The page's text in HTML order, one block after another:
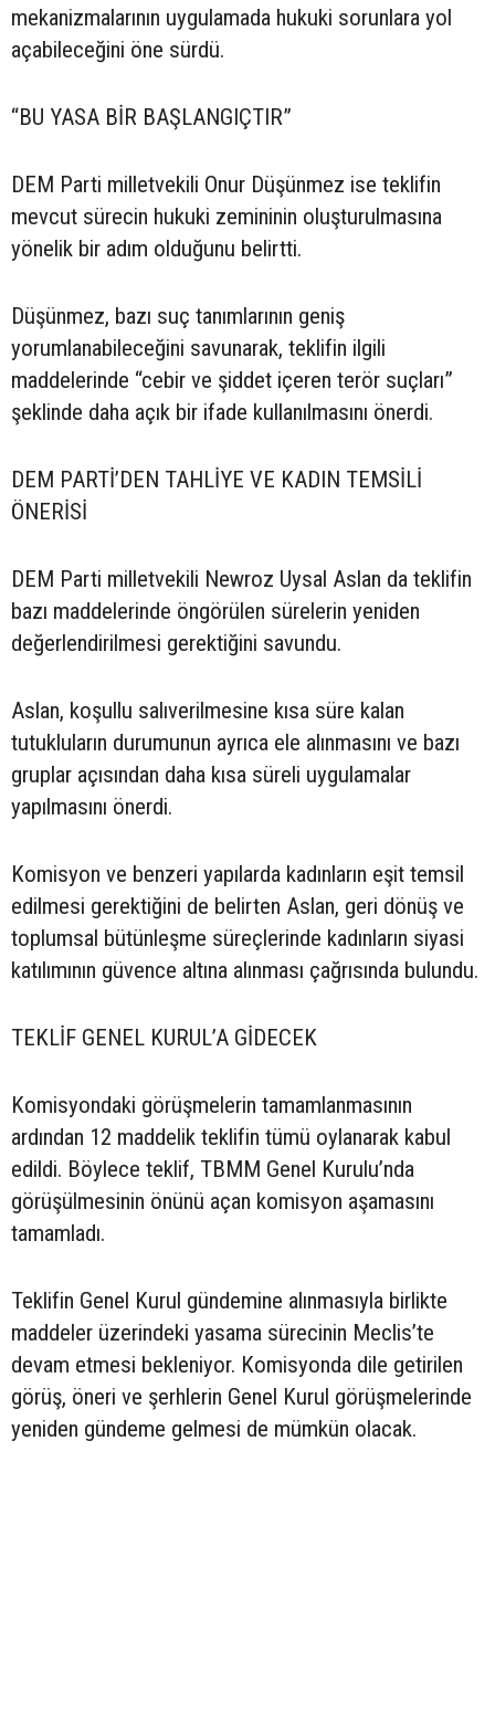
mekanizmalarının uygulamada hukuki sorunlara yol
açabileceğini öne sürdü.
“BU YASA BİR BAŞLANGIÇTIR”
DEM Parti milletvekili Onur Düşünmez ise teklifin
mevcut sürecin hukuki zemininin oluşturulmasına
yönelik bir adım olduğunu belirtti.
Düşünmez, bazı suç tanımlarının geniş
yorumlanabileceğini savunarak, teklifin ilgili
maddelerinde “cebir ve şiddet içeren terör suçları”
şeklinde daha açık bir ifade kullanılmasını önerdi.
DEM PARTİ’DEN TAHLİYE VE KADIN TEMSİLİ
ÖNERİSİ
DEM Parti milletvekili Newroz Uysal Aslan da teklifin
bazı maddelerinde öngörülen sürelerin yeniden
değerlendirilmesi gerektiğini savundu.
Aslan, koşullu salıverilmesine kısa süre kalan
tutukluların durumunun ayrıca ele alınmasını ve bazı
gruplar açısından daha kısa süreli uygulamalar
yapılmasını önerdi.
Komisyon ve benzeri yapılarda kadınların eşit temsil
edilmesi gerektiğini de belirten Aslan, geri dönüş ve
toplumsal bütünleşme süreçlerinde kadınların siyasi
katılımının güvence altına alınması çağrısında bulundu.
TEKLİF GENEL KURUL’A GİDECEK
Komisyondaki görüşmelerin tamamlanmasının
ardından 12 maddelik teklifin tümü oylanarak kabul
edildi. Böylece teklif, TBMM Genel Kurulu’nda
görüşülmesinin önünü açan komisyon aşamasını
tamamladı.
Teklifin Genel Kurul gündemine alınmasıyla birlikte
maddeler üzerindeki yasama sürecinin Meclis’te
devam etmesi bekleniyor. Komisyonda dile getirilen
görüş, öneri ve şerhlerin Genel Kurul görüşmelerinde
yeniden gündeme gelmesi de mümkün olacak.